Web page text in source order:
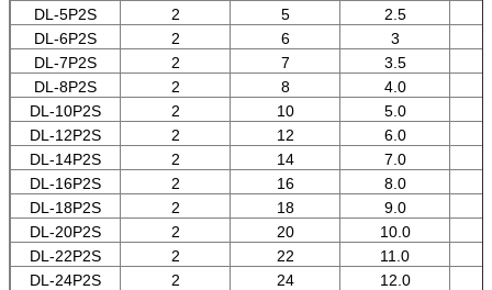
DL-5P2S
2 5 2.5
DL-6P2S
2 6 3
DL-7P2S
2 7 3.5
DL-8P2S
2 8 4.0
DL-10P2S
2 10 5.0
DL-12P2S
2 12 6.0
DL-14P2S
2 14 7.0
DL-16P2S
2 16 8.0
DL-18P2S
2 18 9.0
DL-20P2S
2 20 10.0
DL-22P2S
2 22 11.0
DL-24P2S
2 24 12.0